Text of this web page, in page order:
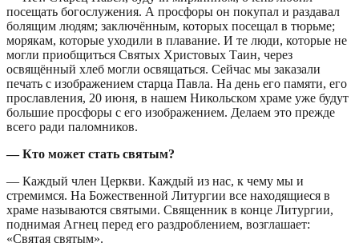
посещать богослужения. А просфоры он покупал и раздавал
болящим людям; заключённым, которых посещал в тюрьме;
морякам, которые уходили в плавание. И те люди, которые не
могли приобщиться Святых Христовых Таин, через
освящённый хлеб могли освящаться. Сейчас мы заказали
печать с изображением старца Павла. На день его памяти, его
прославления, 20 июня, в нашем Никольском храме уже будут
большие просфоры с его изображением. Делаем это прежде
всего ради паломников.
— Кто может стать святым?
— Каждый член Церкви. Каждый из нас, к чему мы и
стремимся. На Божественной Литургии все находящиеся в
храме называются святыми. Священник в конце Литургии,
поднимая Агнец перед его раздроблением, возглашает:
«Святая святым».